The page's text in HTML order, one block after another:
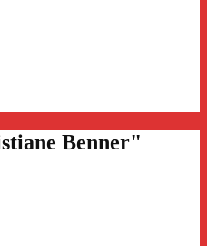
Benner"